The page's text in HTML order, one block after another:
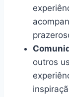
outros